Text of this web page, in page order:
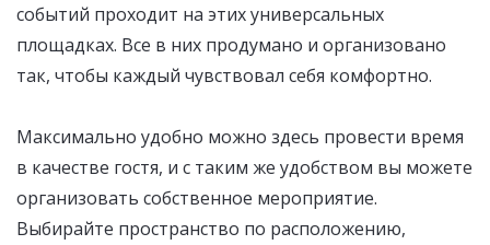
событий проходит на этих универсальных
площадках. Все в них продумано и организовано
так, чтобы каждый чувствовал себя комфортно.
Максимально удобно можно здесь провести время
в качестве гостя, и с таким же удобством вы можете
организовать собственное мероприятие.
Выбирайте пространство по расположению,